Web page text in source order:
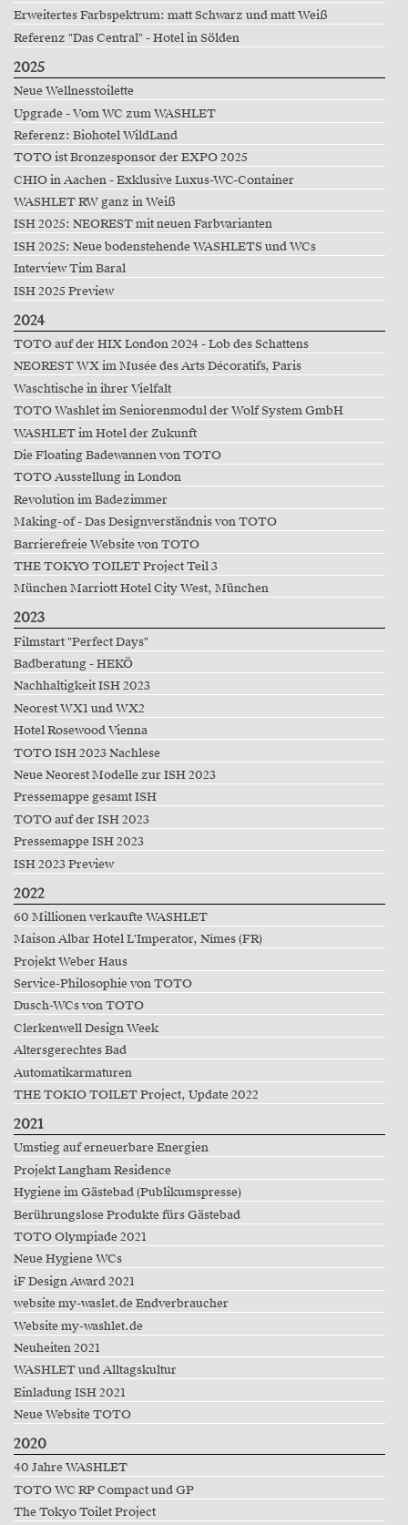
Erweitertes Farbspektrum: matt Schwarz und matt Weiß
Referenz "Das Central" - Hotel in Sölden
2025
Neue Wellnesstoilette
Upgrade - Vom WC zum WASHLET
Referenz: Biohotel WildLand
TOTO ist Bronzesponsor der EXPO 2025
CHIO in Aachen - Exklusive Luxus-WC-Container
WASHLET RW ganz in Weiß
ISH 2025: NEOREST mit neuen Farbvarianten
ISH 2025: Neue bodenstehende WASHLETS und WCs
Interview Tim Baral
ISH 2025 Preview
2024
TOTO auf der HIX London 2024 - Lob des Schattens
NEOREST WX im Musée des Arts Décoratifs, Paris
Waschtische in ihrer Vielfalt
TOTO Washlet im Seniorenmodul der Wolf System GmbH
WASHLET im Hotel der Zukunft
Die Floating Badewannen von TOTO
TOTO Ausstellung in London
Revolution im Badezimmer
Making-of - Das Designverständnis von TOTO
Barrierefreie Website von TOTO
THE TOKYO TOILET Project Teil 3
München Marriott Hotel City West, München
2023
Filmstart "Perfect Days"
Badberatung - HEKÖ
Nachhaltigkeit ISH 2023
Neorest WX1 und WX2
Hotel Rosewood Vienna
TOTO ISH 2023 Nachlese
Neue Neorest Modelle zur ISH 2023
Pressemappe gesamt ISH
TOTO auf der ISH 2023
Pressemappe ISH 2023
ISH 2023 Preview
2022
60 Millionen verkaufte WASHLET
Maison Albar Hotel L'Imperator, Nîmes (FR)
Projekt Weber Haus
Service-Philosophie von TOTO
Dusch-WCs von TOTO
Clerkenwell Design Week
Altersgerechtes Bad
Automatikarmaturen
THE TOKIO TOILET Project, Update 2022
2021
Umstieg auf erneuerbare Energien
Projekt Langham Residence
Hygiene im Gästebad (Publikumspresse)
Berührungslose Produkte fürs Gästebad
TOTO Olympiade 2021
Neue Hygiene WCs
iF Design Award 2021
website my-waslet.de Endverbraucher
Website my-washlet.de
Neuheiten 2021
WASHLET und Alltagskultur
Einladung ISH 2021
Neue Website TOTO
2020
40 Jahre WASHLET
TOTO WC RP Compact und GP
The Tokyo Toilet Project